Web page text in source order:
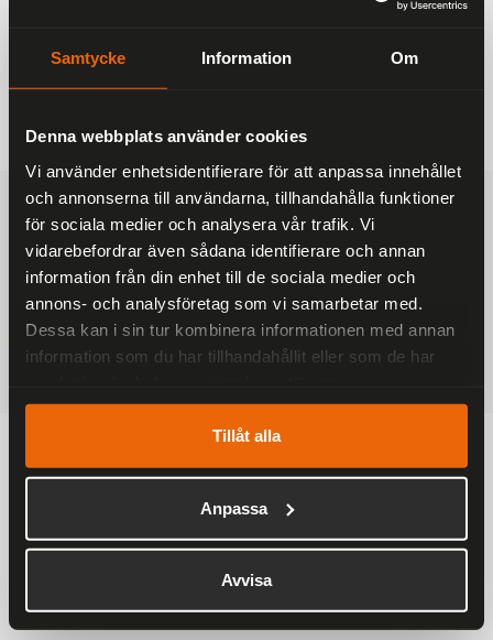
Samtycke Information Om
Denna webbplats använder cookies
Vi använder enhetsidentifierare för att anpassa innehållet
och annonserna till användarna, tillhandahålla funktioner
för sociala medier och analysera vår trafik. Vi
vidarebefordrar även sådana identifierare och annan
information från din enhet till de sociala medier och
annons- och analysföretag som vi samarbetar med.
Dessa kan i sin tur kombinera informationen med annan
information som du har tillhandahållit eller som de har
Tillåt alla
Anpassa
Avvisa
187 kr
249 kr
FRAKTFRITT
På alla ordrar över 2000 kr
1-3 DAGAR LEVERANS
Inom Sverige med DHL
SÄKRA BETALNINGAR
Betalkort, Klarna eller Swish